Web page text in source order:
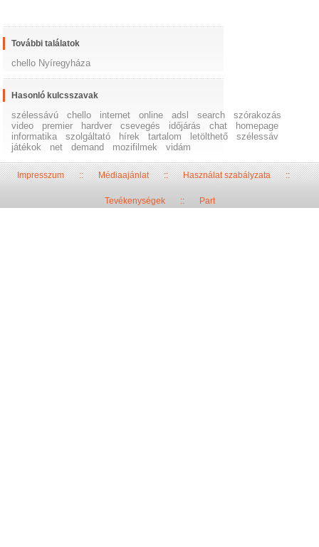
További találatok
chello Nyíregyháza
Hasonló kulcsszavak
szélessávú chello internet online adsl search
szórakozás
video
premier hardver csevegés időjárás chat
homepage
informatika
szolgáltató hírek tartalom letölthető
szélessáv
játékok
net demand mozifilmek vidám
Impresszum::Médiaajánlat::Használat szabályzata::
Tevékenységek:: Part